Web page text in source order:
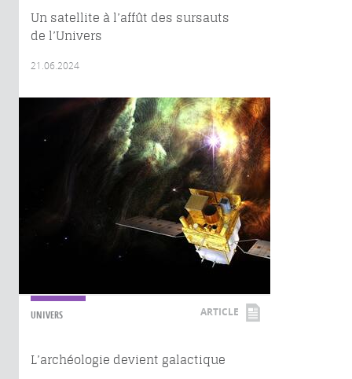
Un satellite à l’affût des sursauts
de l’Univers
21.06.2024
UNIVERS ARTICLE
L’archéologie devient galactique